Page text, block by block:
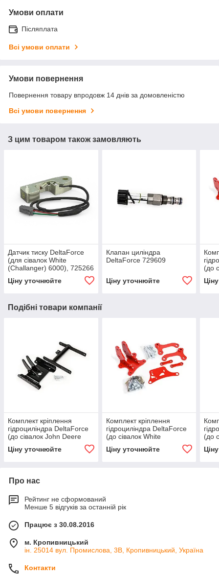
Умови оплати
Післяплата
Всі умови оплати
Умови повернення
Повернення товару впродовж 14 днів за домовленістю
Всі умови повернення
З цим товаром також замовляють
Датчик тиску DeltaForce
(для сівалок White
(Challanger) 6000), 725266
Ціну уточнюйте
Клапан циліндра
DeltaForce 729609
Ціну уточнюйте
(до
Подібні товари компанії
Комплект кріплення
гідроциліндра DeltaForce
(до сівалок John Deere
Ціну уточнюйте
Комплект кріплення
гідроциліндра DeltaForce
(до сівалок White
6000/8000/9000 без
Ціну уточнюйте
(до
Про нас
Рейтинг не сформований
Менше 5 відгуків за останній рік
Працює з 30.08.2016
м. Кропивницький
ін. 25014 вул. Промислова, 3В, Кропивницький, Україна
Контакти